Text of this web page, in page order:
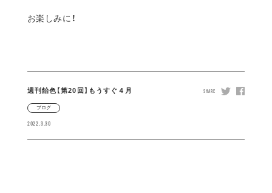
お楽しみに！
週刊飴色【第20回】もうすぐ４月
ブログ
2022.3.30
SHARE